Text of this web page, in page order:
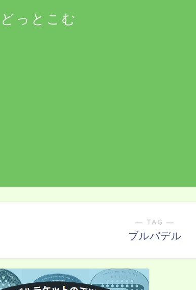
っとこむ
― TAG ―
ブルパデル